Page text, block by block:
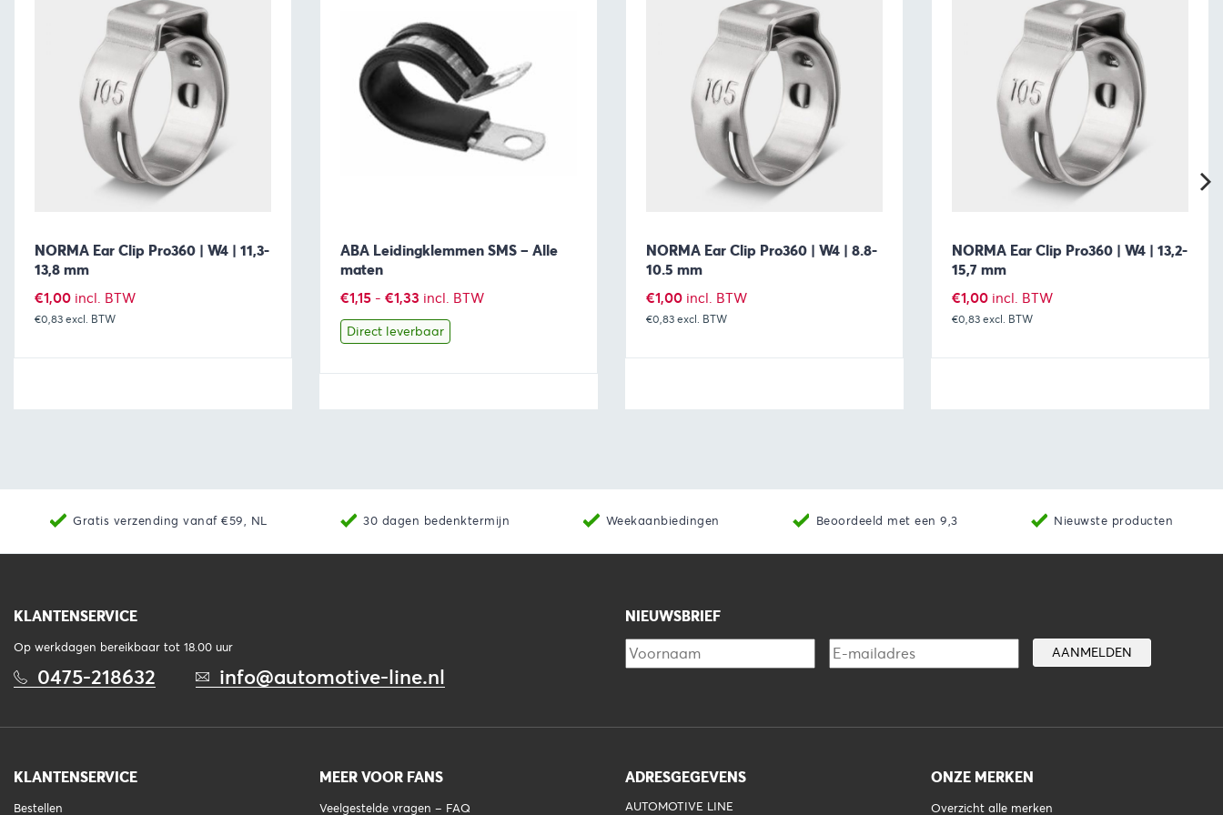
NORMA Ear Clip Pro360 | W4 | 11,3-
13,8 mm
€1,00 incl. BTW
€0,83 excl. BTW
ABA Leidingklemmen SMS – Alle
maten
€1,15 - €1,33Prijsklasse:
€1,15
tot
€1,33
incl. BTW
Direct leverbaar
NORMA Ear Clip Pro360 | W4 | 8.8-
10.5 mm
€1,00 incl. BTW
€0,83 excl. BTW
NORMA Ear Clip Pro360 | W4 | 13,2-
15,7 mm
€1,00 incl. BTW
€0,83 excl. BTW
Gratis verzending vanaf €59, NL 30 dagen bedenktermijn Weekaanbiedingen Beoordeeld met een 9,3 Nieuwste producten
KLANTENSERVICE
Op werkdagen bereikbaar tot 18.00 uur
0475-218632 info@automotive-line.nl
NIEUWSBRIEF
KLANTENSERVICE
Bestellen
MEER VOOR FANS
Veelgestelde vragen – FAQ
ADRESGEGEVENS
AUTOMOTIVE LINE
ONZE MERKEN
Overzicht alle merken